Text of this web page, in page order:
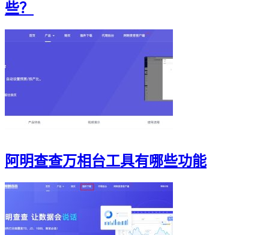
些？
阿明查查万相台工具有哪些功能